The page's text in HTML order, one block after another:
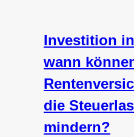
Investition
wann
die
mindern?